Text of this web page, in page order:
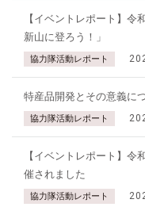
【イベントレポート】令
新山に登ろう！」
協力隊活動レポート
特産品開発とその意義に
協力隊活動レポート
【イベントレポート】令
催されました
協力隊活動レポート